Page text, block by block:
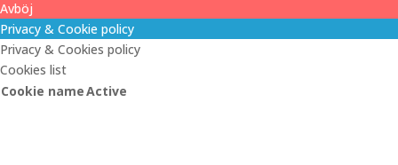
Avböj
Privacy & Cookie policy
Privacy & Cookies policy
Cookies list
Cookie nameActive